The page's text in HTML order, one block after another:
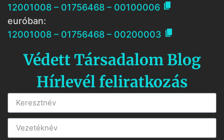
12001008 – 01756468 – 00100006 
euróban:
12001008 – 01756468 – 00200003 
Védett Társadalom Blog
Hírlevél feliratkozás